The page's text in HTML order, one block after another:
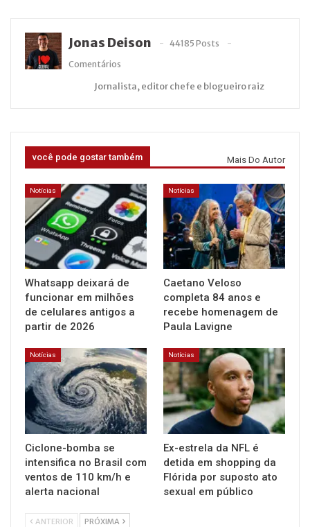
Jonas Deison
44185 Posts
Comentários
Jornalista, editor chefe e blogueiro raiz
você pode gostar também Mais Do Autor
Notícias
Whatsapp deixará de
funcionar em milhões
de celulares antigos a
partir de 2026
Notícias
Caetano Veloso
completa 84 anos e
recebe homenagem de
Paula Lavigne
Notícias
Ciclone-bomba se
intensifica no Brasil com
ventos de 110 km/h e
alerta nacional
Notícias
Ex-estrela da NFL é
detida em shopping da
Flórida por suposto ato
sexual em público
ANTERIOR PRÓXIMA